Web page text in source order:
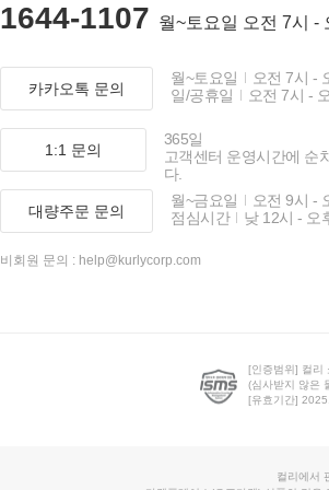
1644-1107 월~토요일 오전 7시 -
카카오톡 문의
월~토요일
오전 7시 -
일/공휴일
오전 7시 -
1:1 문의
365일
고객센터 운영시간에 순
다.
대량주문 문의
월~금요일
오전 9시 -
점심시간
낮 12시 - 오
비회원 문의 : help@kurlycorp.com
[인증범위] 컬리
(심사받지 않은
[유효기간]
컬리에서